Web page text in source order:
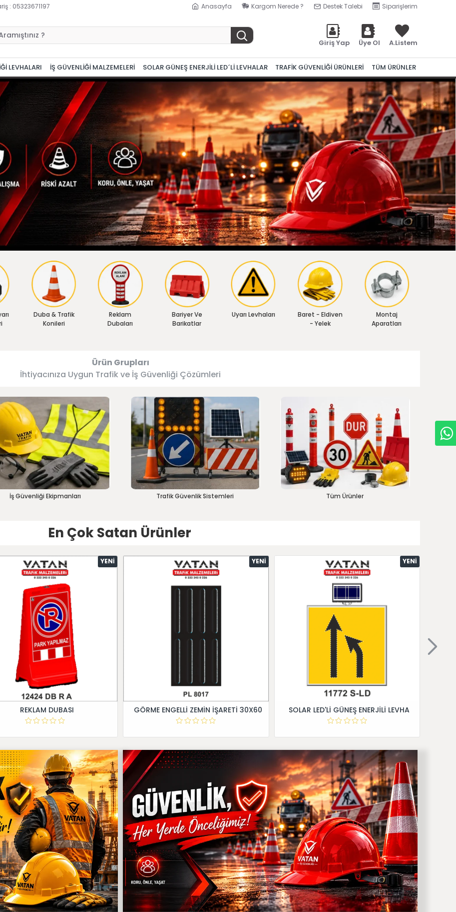
: 05323671197 Anasayfa Kargom Nerede ? Destek Talebi Siparişlerim
Giriş Yap Üye Ol A.Listem
LEVHALARI İŞ GÜVENLİĞİ MALZEMELERİ SOLAR GÜNEŞ ENERJİLİ LED´Lİ LEVHALAR TRAFİK GÜVENLİĞİ ÜRÜNLERİ TÜM ÜRÜNLER
Duba & Trafik
Konileri
Reklam
Dubaları
Bariyer Ve
Barikatlar
Uyarı Levhaları
Baret - Eldiven
- Yelek
Montaj
Aparatları
Ürün Grupları
İhtiyacınıza Uygun Trafik ve İş Güvenliği Çözümleri
İş Güvenliği Ekipmanları Trafik Güvenlik Sistemleri Tüm Ürünler
En Çok Satan Ürünler
YENI
REKLAM DUBASI
YENI
GÖRME ENGELLİ ZEMİN İŞARETİ 30X60
YENI
SOLAR LED'Lİ GÜNEŞ ENERJİLİ LEVHA